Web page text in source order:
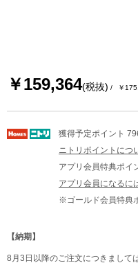
￥159,364(税抜) ￥
獲得予定ポイント
ニトリポイントにつ
アプリ会員特典ポイ
アプリ会員になるに
※ゴールド会員特典
【納期】
8月3日以降のご注文につきまして